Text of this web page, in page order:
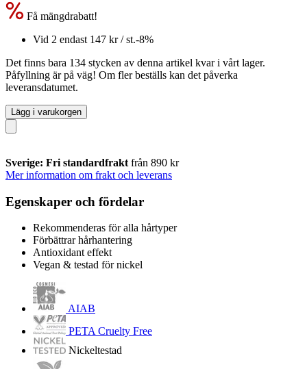
Få mängdrabatt!
Vid 2 endast 147 kr/ st.-8%
Det finns bara 134 stycken av denna artikel kvar i vårt lager.
Påfyllning är på väg! Om fler beställs kan det påverka
leveransdatumet.
Lägg i varukorgen
Sverige: Fri standardfrakt från 890 kr
Mer information om frakt och leverans
Egenskaper och fördelar
Rekommenderas för alla hårtyper
Förbättrar hårhantering
Antioxidant effekt
Vegan & testad för nickel
AIAB
PETA Cruelty Free
Nickeltestad